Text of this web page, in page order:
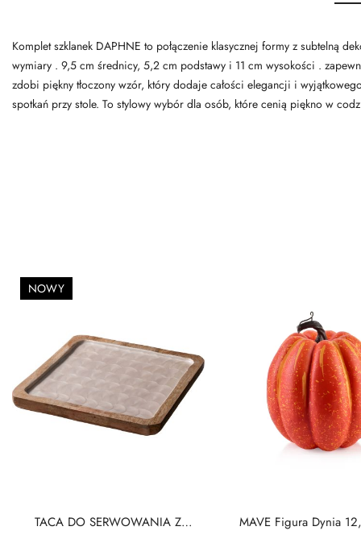
Komplet szklanek DAPHNE to połączenie klasycznej formy z subtelną
wymiary . 9,5 cm średnicy, 5,2 cm podstawy i 11 cm wysokości .
zdobi piękny tłoczony wzór, który dodaje całości elegancji i
spotkań przy stole. To stylowy wybór dla osób, które cenią piękno w
NOWY
TACA DO SERWOWANIA Z
MAVE Figura Dynia